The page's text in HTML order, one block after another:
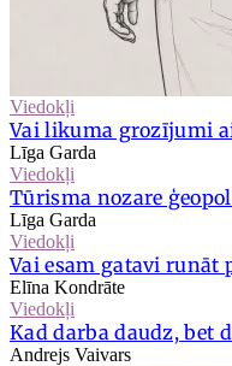
Viedokļi
Vai likuma grozījumi
Līga Garda
Viedokļi
Tūrisma nozare
Līga Garda
Viedokļi
Vai esam gatavi runāt
Elīna Kondrāte
Viedokļi
Kad darba daudz, bet
Andrejs Vaivars